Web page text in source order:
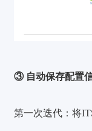
③ 自动保存配置
第一次迭代：将